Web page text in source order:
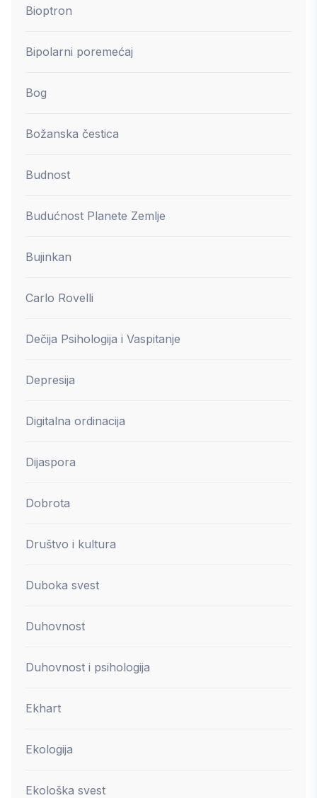
Bioptron
Bipolarni poremećaj
Bog
Božanska čestica
Budnost
Budućnost Planete Zemlje
Bujinkan
Carlo Rovelli
Dečija Psihologija i Vaspitanje
Depresija
Digitalna ordinacija
Dijaspora
Dobrota
Društvo i kultura
Duboka svest
Duhovnost
Duhovnost i psihologija
Ekhart
Ekologija
Ekološka svest